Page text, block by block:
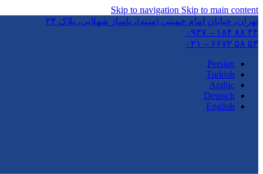
Skip to navigation Skip to main content
تهران،‌ خیابان امام خمینی (سپه)، پاساژ شهلایی، پلاک ۲۴
۴۴ ۸۸ ۱۸۴ – ۰۹۳۷
۵۳ ۵۸ ۶۶۷۲ – ۰۲۱
Persian
Turkish
Arabic
Deutsch
English